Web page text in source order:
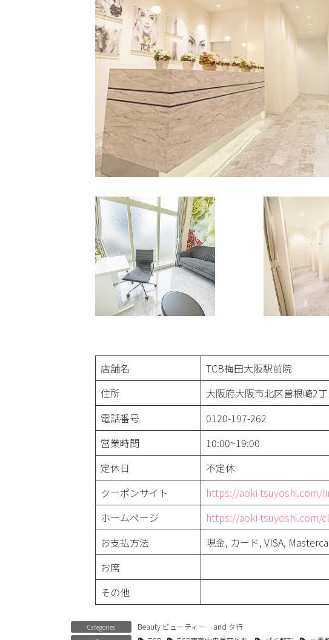
店舗名
TCB梅田大阪駅前院
住所
大阪府大阪市北区曽根崎2
電話番号
0120-197-262
営業時間
10:00~19:00
定休日
不定休
クーポンサイト
https://aoki-tsuyoshi.com/
ホームページ
https://aoki-tsuyoshi.com/
お支払方法
現金, カード, VISA,
お席
その他
Categories Beauty ビューティー and タ行